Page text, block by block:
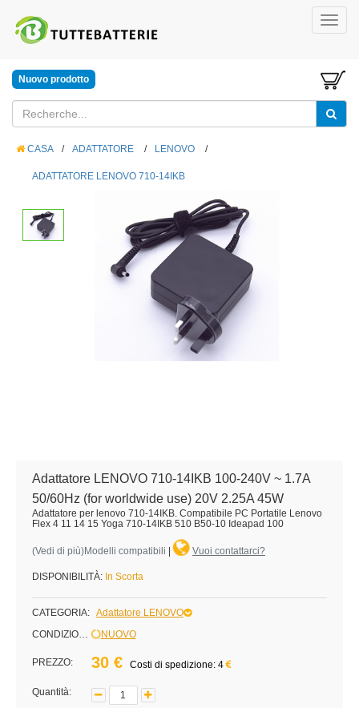
Nuovo prodotto
CASA / ADATTATORE / LENOVO /
ADATTATORE LENOVO 710-14IKB
Adattatore LENOVO 710-14IKB 100-240V ~ 1.7A
50/60Hz (for worldwide use) 20V 2.25A 45W
Adattatore per lenovo 710-14IKB. Compatibile PC Portatile Lenovo
Flex 4 11 14 15 Yoga 710-14IKB 510 B50-10 Ideapad 100
(Vedi di più)Modelli compatibili Vuoi contattarci?
DISPONIBILITÀ: In Scorta
CATEGORIA: Adattatore LENOVO
CONDIZIONE:
NUOVO
PREZZO: 30 € Costi di spedizione: 4
Quantità: